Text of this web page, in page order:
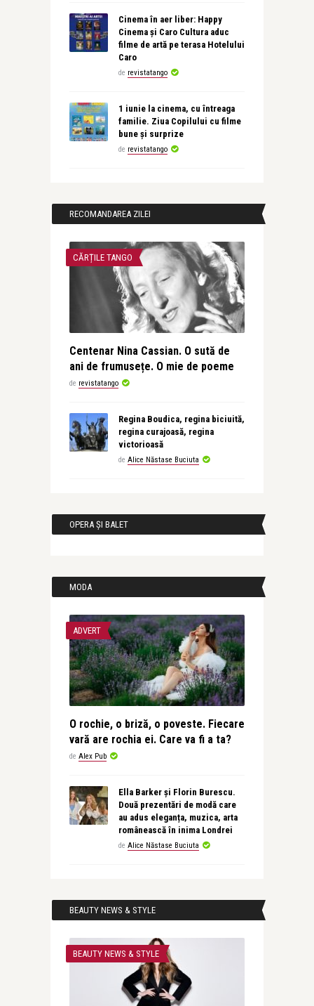
Cinema în aer liber: Happy
Cinema și Caro Cultura aduc
filme de artă pe terasa Hotelului
Caro
de revistatango
1 iunie la cinema, cu întreaga
familie. Ziua Copilului cu filme
bune și surprize
de revistatango
RECOMANDAREA ZILEI
CĂRȚILE TANGO
Centenar Nina Cassian. O sută de
ani de frumusețe. O mie de poeme
de revistatango
Regina Boudica, regina biciuită,
regina curajoasă, regina
victorioasă
de Alice Năstase Buciuta
OPERA ȘI BALET
MODA
ADVERT
O rochie, o briză, o poveste. Fiecare
vară are rochia ei. Care va fi a ta?
de Alex Pub
Ella Barker și Florin Burescu.
Două prezentări de modă care
au adus eleganța, muzica, arta
românească în inima Londrei
de Alice Năstase Buciuta
BEAUTY NEWS & STYLE
BEAUTY NEWS & STYLE